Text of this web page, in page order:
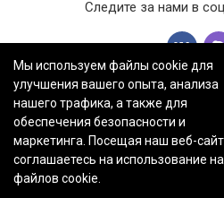
Следите за нами в
ООО «ФЕРСТ МАСТЕР» —
публичной офертой.
Политика
Мы используем файлы cookie для
улучшения вашего опыта, анализа
нашего трафика, а также для
обеспечения безопасности и
маркетинга. Посещая наш веб-
соглашаетесь на использование
файлов cookie.